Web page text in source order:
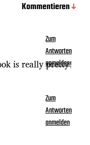
Kommentieren
is really pretty!
Zum
Antworten
anmelden
Zum
Antworten
anmelden